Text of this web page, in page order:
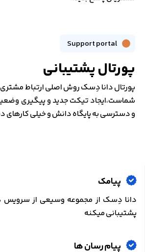
Support portal
پورتال پشتیبانی
پورتال دانا دِسک روش اصلی ارتباط مشتری
شماست،ایجاد تیکت جدید و پیگیری
و دسترسی به پایگاه دانش و خیلی کارهای
پیامک
دانا دِسک از مجموعه وسیعی از سرویس
پشتیبانی میکنه
پیام رسان ها